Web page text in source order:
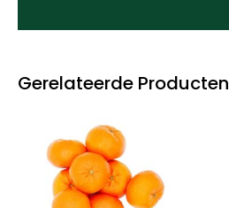
Gerelateerde Producten